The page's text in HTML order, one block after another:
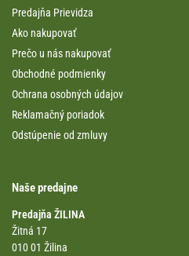
Predajňa Prievidza
Ako nakupovať
Prečo u nás nakupovať
Obchodné podmienky
Ochrana osobných údajov
Reklamačný poriadok
Odstúpenie od zmluvy
Naše predajne
Predajňa ŽILINA
Žitná 17
010 01 Žilina